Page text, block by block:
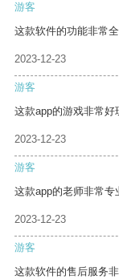
游客
这款软件的功能非常
2023-12-23
游客
这款app的游戏非常好
2023-12-23
游客
这款app的老师非常专
2023-12-23
游客
这款软件的售后服务